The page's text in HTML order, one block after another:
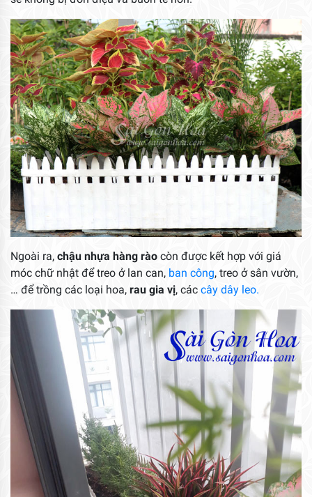
Ngoài ra, chậu nhựa hàng rào còn được kết hợp với giá
móc chữ nhật để treo ở lan can, ban công, treo ở sân vườn,
… để trồng các loại hoa, rau gia vị, các cây dây leo.